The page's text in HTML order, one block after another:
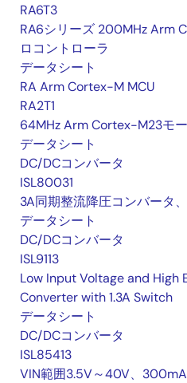
RA6T3
RA6シリーズ 200MHz Arm
ロコントローラ
データシート
RA Arm Cortex-M MCU
RA2T1
64MHz Arm Cortex-M23モ
データシート
DC/DCコンバータ
ISL80031
3A同期整流降圧コンバータ
データシート
DC/DCコンバータ
ISL9113
Low Input Voltage and High
Converter with 1.3A Switch
データシート
DC/DCコンバータ
ISL85413
VIN範囲3.5V～40V、